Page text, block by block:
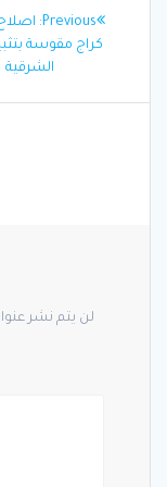
تصفّح
المقالات
Previous:
post:كراج مقوسة
الشرقية
لن يتم نشر